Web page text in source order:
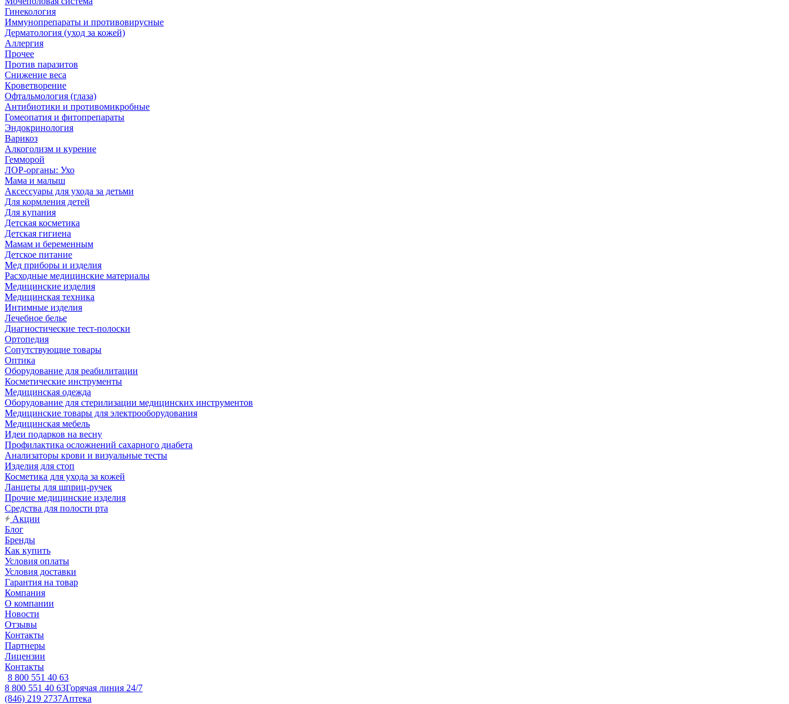
Гинекология
Иммунопрепараты и противовирусные
Дерматология (уход за кожей)
Аллергия
Прочее
Против паразитов
Снижение веса
Кроветворение
Офтальмология (глаза)
Антибиотики и противомикробные
Гомеопатия и фитопрепараты
Эндокринология
Варикоз
Алкоголизм и курение
Гемморой
ЛОР-органы: Ухо
Мама и малыш
Аксессуары для ухода за детьми
Для кормления детей
Для купания
Детская косметика
Детская гигиена
Мамам и беременным
Детское питание
Мед приборы и изделия
Расходные медицинские материалы
Медицинские изделия
Медицинская техника
Интимные изделия
Лечебное белье
Диагностические тест-полоски
Ортопедия
Сопутствующие товары
Оптика
Оборудование для реабилитации
Косметические инструменты
Медицинская одежда
Оборудование для стерилизации медицинских инструментов
Медицинские товары для электрооборудования
Медицинская мебель
Идеи подарков на весну
Профилактика осложнений сахарного диабета
Анализаторы крови и визуальные тесты
Изделия для стоп
Косметика для ухода за кожей
Ланцеты для шприц-ручек
Прочие медицинские изделия
Средства для полости рта
Акции
Блог
Бренды
Как купить
Условия оплаты
Условия доставки
Гарантия на товар
Компания
О компании
Новости
Отзывы
Контакты
Партнеры
Лицензии
Контакты
8 800 551 40 63
8 800 551 40 63Горячая линия 24/7
(846) 219 2737Аптека